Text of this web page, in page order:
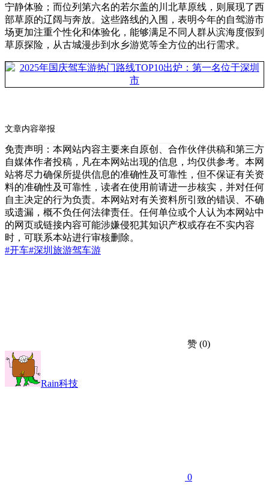
宁静体验；而位列第六名的若尔盖的川北草原线，则展现了西
部草原的辽阔与奔放。这些路线的入围，表明今年的自驾游市
场更加注重个性化和体验化，能够满足不同人群从滨海度假到
草原探险，从古城漫步到水乡游览等全方位的出行需求。
文章内容举报
免责声明：本网站内容主要来自原创、合作伙伴供稿和第三方
自媒体作者投稿，凡在本网站出现的信息，均仅供参考。本网
站将尽力确保所提供信息的准确性及可靠性，但不保证有关资
料的准确性及可靠性，读者在使用前请进一步核实，并对任何
自主决定的行为负责。本网站对有关资料所引致的错误、不确
或遗漏，概不负任何法律责任。任何单位或个人认为本网站中
的网页或链接内容可能涉嫌侵犯其知识产权或存在不实内容
时，可联系本站进行审核删除。
#开车#深圳 旅游驾车游
赞 (0)
Rain科技
0